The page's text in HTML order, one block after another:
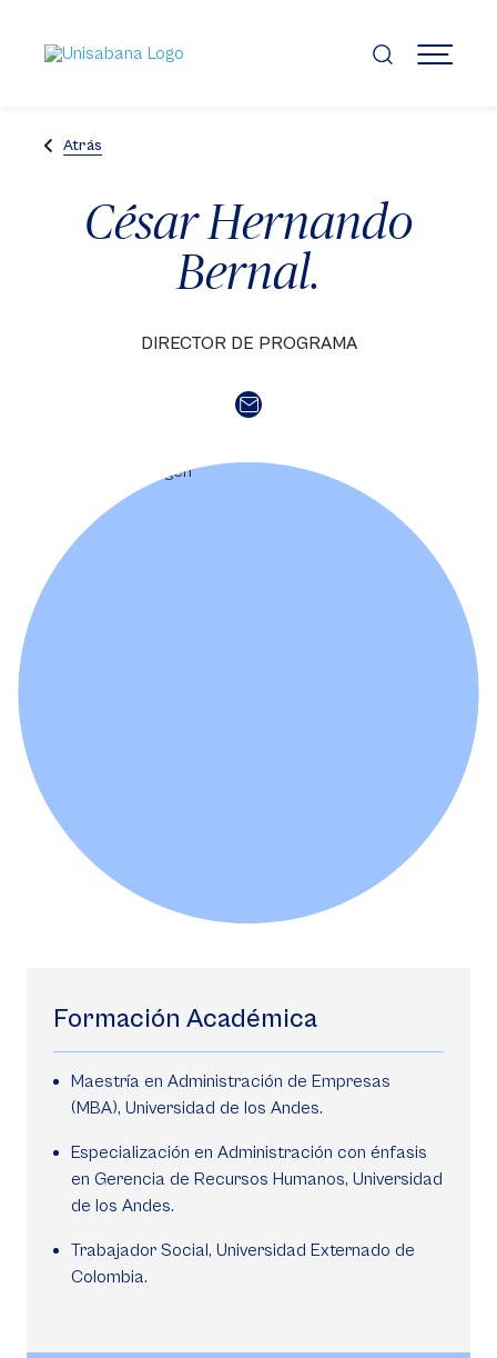
contenido
principal
MENÚ
Atrás
César Hernando
Bernal.
DIRECTOR DE PROGRAMA
Formación Académica
Maestría en Administración de Empresas
(MBA), Universidad de los Andes.
Especialización en Administración con énfasis
en Gerencia de Recursos Humanos, Universidad
de los Andes.
Trabajador Social, Universidad Externado de
Colombia.